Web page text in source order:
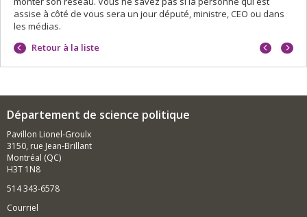
assise à côté de vous sera un jour député, ministre, CEO ou dans
les médias.
Retour à la liste
Portrait
Portrait
Département de science politique
Pavillon Lionel-Groulx
3150, rue Jean-Brillant
Montréal (QC)
H3T 1N8
514 343-6578
Courriel